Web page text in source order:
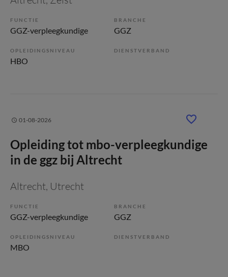
FUNCTIE
GGZ-verpleegkundige
BRANCHE
GGZ
OPLEIDINGSNIVEAU
HBO
DIENSTVERBAND
01-08-2026
Opleiding tot mbo-verpleegkundige
in de ggz bij Altrecht
Altrecht, Utrecht
FUNCTIE
GGZ-verpleegkundige
BRANCHE
GGZ
OPLEIDINGSNIVEAU
MBO
DIENSTVERBAND